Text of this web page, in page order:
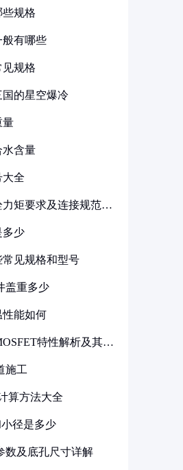
些规格
有哪些
规格
的星空爆冷
量
水含量
大全
矩要求及连接规范详
多少
见规格和型号
盖重多少
能如何
特性解析及其在
施工
算方法大全
径是多少
数及底孔尺寸详解